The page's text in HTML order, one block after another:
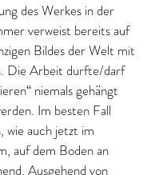
des Werkes in der
verweist bereits auf
Bildes der Welt mit
Die Arbeit durfte/darf
niemals gehängt
Im besten Fall
wie auch jetzt im
auf dem Boden an
Ausgehend von